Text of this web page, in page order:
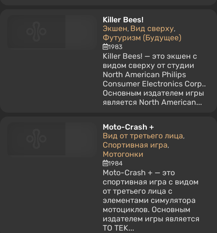
Killer Bees!
Экшен, Вид сверху,
Футуризм (Будущее)
1983
Killer Bees! — это экшен с
видом сверху от студии
North American Philips
Consumer Electronics Corp..
Основным издателем игры
является North American...
Moto-Crash +
Вид от третьего лица,
Спортивная игра,
Мотогонки
1984
Moto-Crash + — это
спортивная игра с видом
от третьего лица с
элементами симулятора
мотоциклов. Основным
издателем игры является
TO TEK...